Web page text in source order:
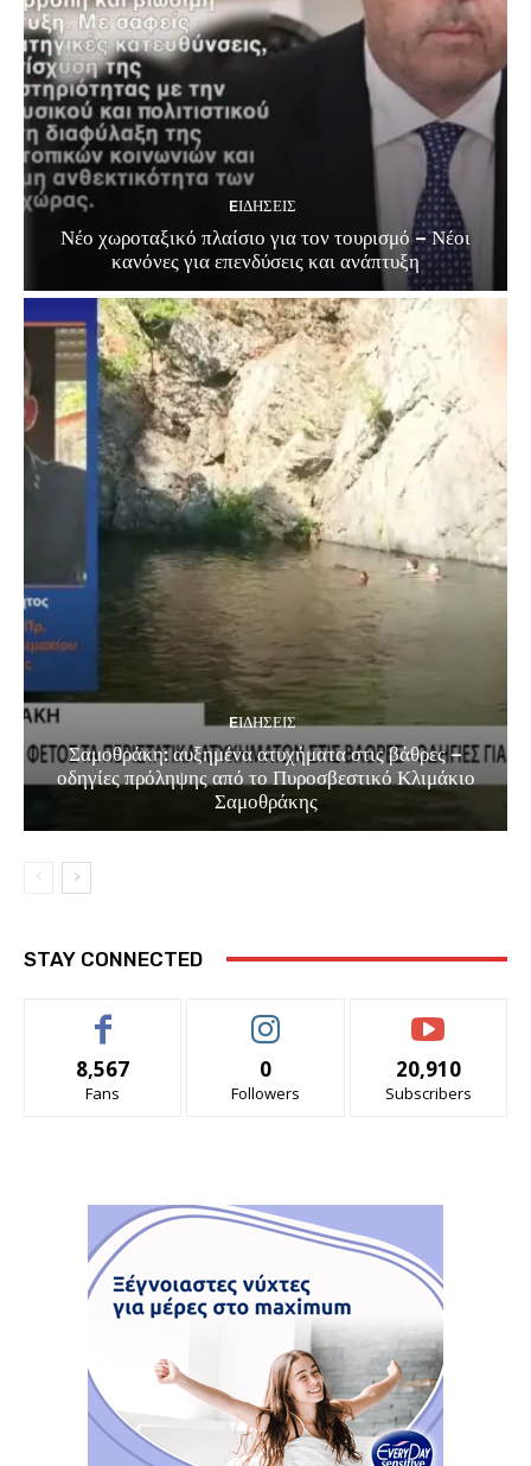
EΙΔΗΣΕΙΣ
Νέο χωροταξικό πλαίσιο για τον τουρισμό – Νέοι
κανόνες για επενδύσεις και ανάπτυξη
EΙΔΗΣΕΙΣ
Σαμοθράκη: αυξημένα ατυχήματα στις βάθρες –
οδηγίες πρόληψης από το Πυροσβεστικό Κλιμάκιο
Σαμοθράκης
STAY CONNECTED
8,567
Fans
0
Followers
20,910
Subscribers